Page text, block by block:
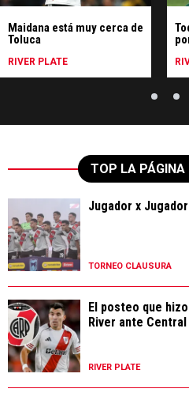
Maidana está muy cerca de
Toluca
RIVER PLATE
TOP LA PÁGINA
Jugador x
TORNEO CLAUSURA
El posteo que
River ante Central
RIVER PLATE